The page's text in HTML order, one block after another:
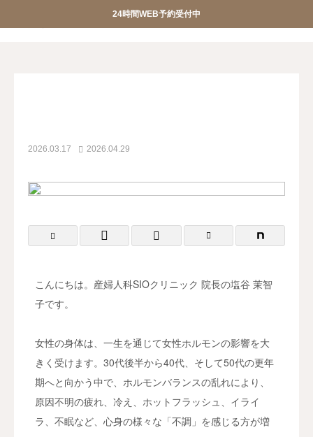
24時間WEB予約受付中
産婦人科SIOクリニック
院長コラム 更年期の不調やエイジングケアに。「プラセンタ注射」
2026.03.17 2026.04.29
こんにちは。産婦人科SIOクリニック 院長の塩谷 茉智
子です。
女性の身体は、一生を通じて女性ホルモンの影響を大
きく受けます。30代後半から40代、そして50代の更年
期へと向かう中で、ホルモンバランスの乱れにより、
原因不明の疲れ、冷え、ホットフラッシュ、イライ
ラ、不眠など、心身の様々な「不調」を感じる方が増
産婦人科SIOクリニック
お問合せ スタッフ募集
 調剤薬局  privacypolicy
オンライン診療
診療案内
PMDD相談